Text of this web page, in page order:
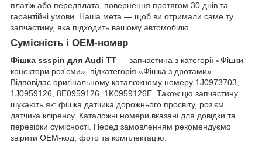
платіж або передплата, повернення протягом 30 днів та
гарантійні умови. Наша мета — щоб ви отримали саме ту
запчастину, яка підходить вашому автомобілю.
Сумісність і OEM-номер
Фішка ssspin для Audi TT — запчастина з категорії «Фішки
конектори роз'єми», підкатегорія «Фішка з дротами».
Відповідає оригінальному каталожному номеру 1J0973703,
1J0959126, 8E0959126, 1K0959126E. Також цю запчастину
шукають як: фішка датчика дорожнього просвіту, роз'єм
датчика кліренсу. Каталожні номери вказані для довідки та
перевірки сумісності. Перед замовленням рекомендуємо
звірити OEM-код, фото та комплектацію.